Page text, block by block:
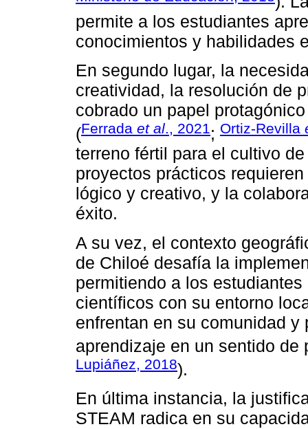
permite a los estudiantes
conocimientos y habilidades
En segundo lugar, la
creatividad, la resolución de
cobrado un papel
(Ferrada et al., 2021; Ortiz-Revilla
terreno fértil para el cultivo
proyectos prácticos
lógico y creativo, y la
éxito.
A su vez, el contexto
de Chiloé desafía la
permitiendo a los
científicos con su entorno
enfrentan en su comunidad
aprendizaje en un sentido de
Lupiáñez, 2018).
En última instancia, la
STEAM radica en su